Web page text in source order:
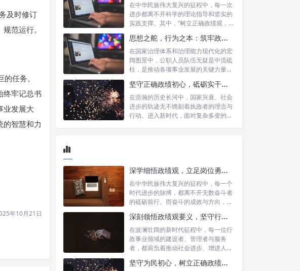
及时修订
范运行。
任务。
终牢记总书
业发展大
的智慧和力
年10月21日
在中华民族伟大复兴的征程中，每一次
进步都离不开科学的理论指导和坚实的
实践支撑。其中，“树立正确政绩观，凝
思想之舵，行为之本：筑牢政绩观根基，永葆公职人员本色
在国家治理体系和治理能力现代化的宏
阔图景中，公职人员队伍无疑是中流砥
柱，是推动各项事业发展的关键力量。
坚守正确政绩初心，砥砺实干担当精神：新时代高质量发展的核心引擎
在浩瀚的历史长河中，国家兴衰、社会
进步的轨迹无不镌刻着执政者的理念与
行动。进入新时代，面对复杂多变的国
深学细悟政绩观，立足岗位勇争先：新时代奋斗者的思想指引与实践航标
在中华民族伟大复兴的征程中，每一个
时代进步的脉搏，都离不开无数奋斗者
的砥砺前行。而奋斗的成效与方向，又
深刻领悟政绩观要义，坚守行政事业初心：新时代公仆的责任与担当
在波澜壮阔的新时代征程中，每一位行
政事业领域的建设者、管理者与服务
者，都肩负着推动社会进步、增进人民
坚守为民初心，树立正确政绩观念：以人民为中心的治理之道